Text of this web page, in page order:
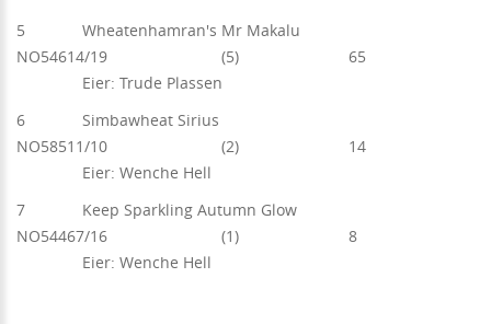
5 Wheatenhamran's Mr Makalu
NO54614/19 (5) 65
Eier: Trude Plassen
6 Simbawheat Sirius
NO58511/10 (2) 14
Eier: Wenche Hell
7 Keep Sparkling Autumn Glow
NO54467/16 (1) 8
Eier: Wenche Hell